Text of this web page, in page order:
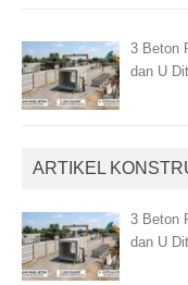
3 Beton
dan U
ARTIKEL
3 Beton
dan U